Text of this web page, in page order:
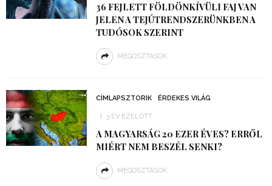
36 FEJLETT FÖLDÖNKÍVÜLI FAJ VAN
JELEN A TEJÚTRENDSZERÜNKBEN A
TUDÓSOK SZERINT
MEGOSZTÁSOK
CÍMLAPSZTORIK ÉRDEKES VILÁG
3 ÉV EZELŐTT
A MAGYARSÁG 20 EZER ÉVES? ERRŐL
MIÉRT NEM BESZÉL SENKI?
MEGOSZTÁSOK